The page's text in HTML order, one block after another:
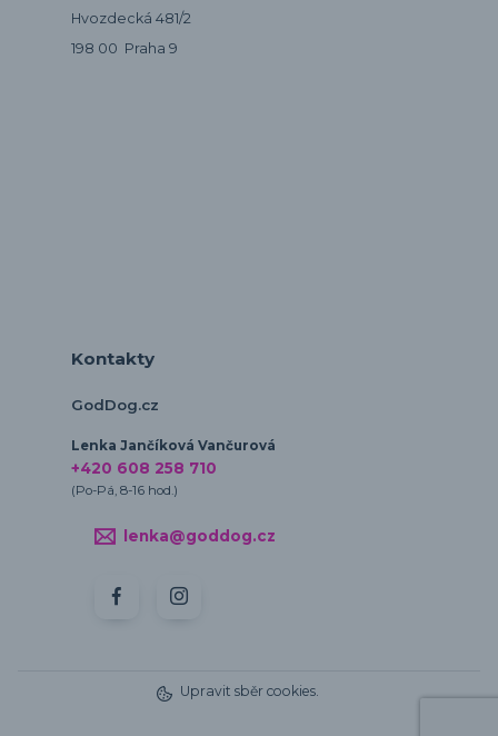
Hvozdecká 481/2
198 00 Praha 9
Kontakty
GodDog.cz
Lenka Jančíková Vančurová
+420 608 258 710
(Po-Pá, 8-16 hod.)
lenka@goddog.cz
Upravit sběr cookies.